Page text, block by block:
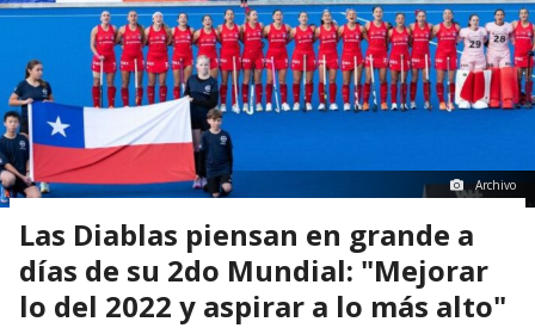
Archivo
Las Diablas piensan en grande a
días de su 2do Mundial: "Mejorar
lo del 2022 y aspirar a lo más alto"